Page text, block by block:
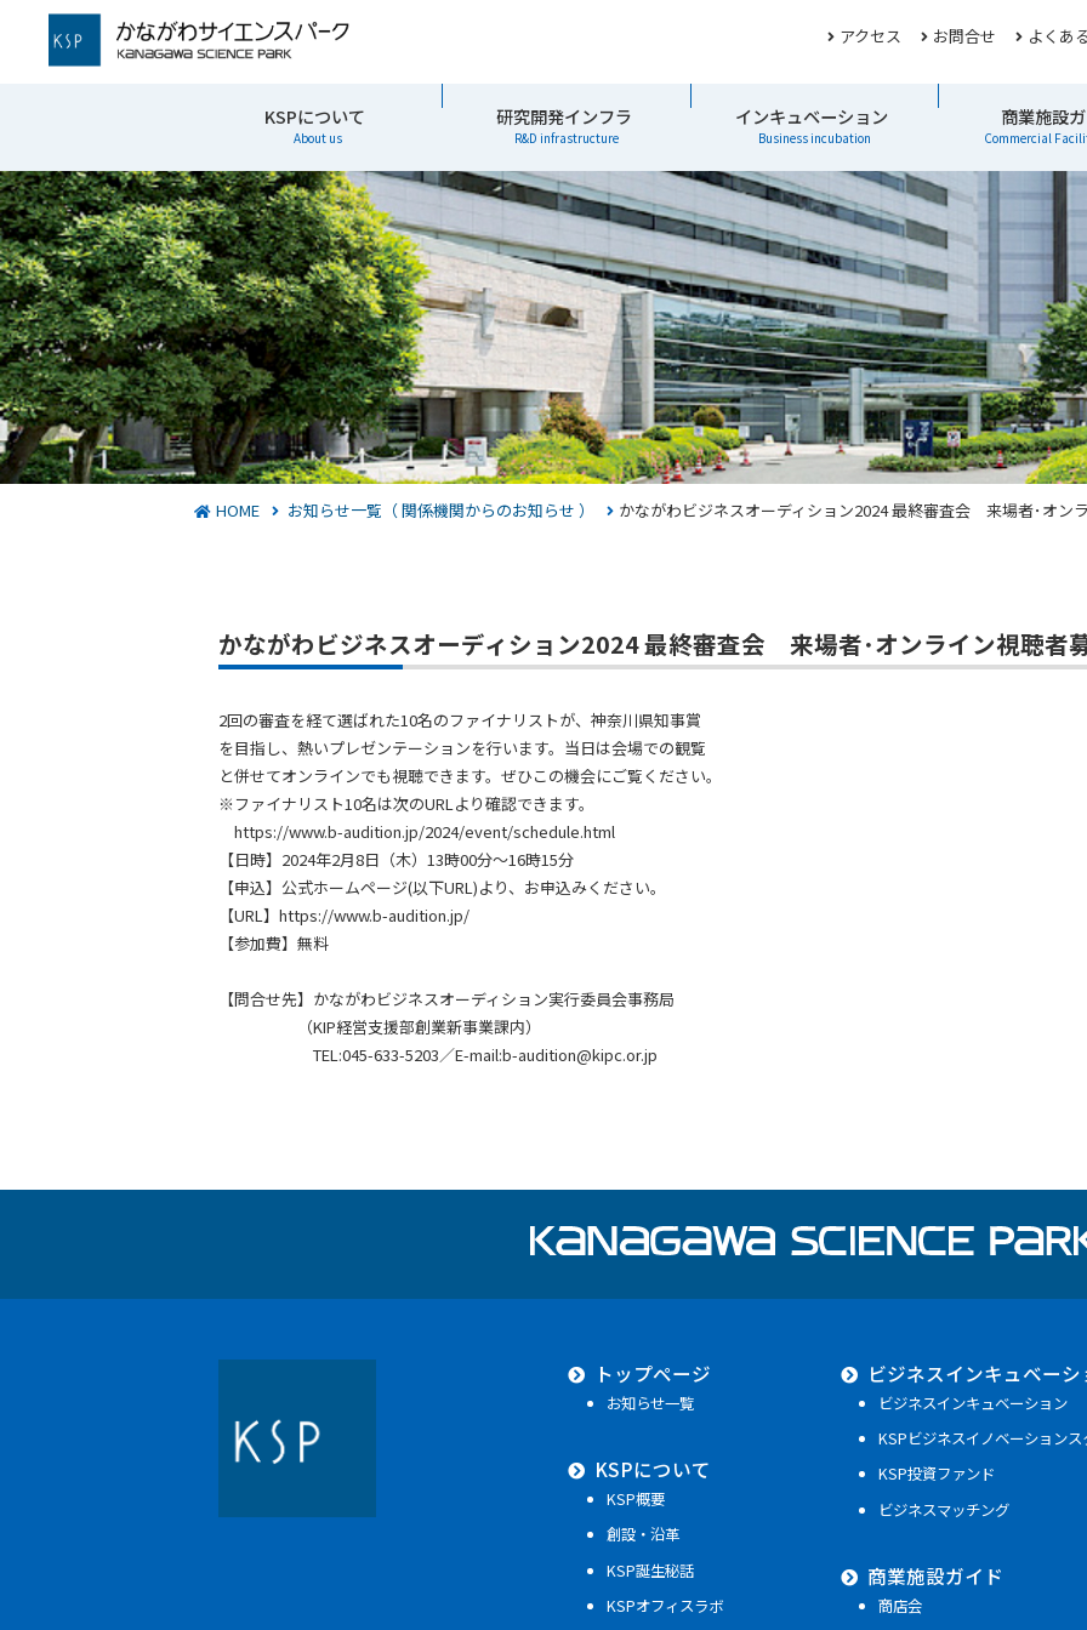
アクセス お問合せ よくあ
KSPについて
About us
研究開発インフラ
R&D infrastructure
インキュベーション
Business incubation
商業施設
Commercial
HOME お知らせ一覧（ 関係機関からのお知らせ ） かながわビジネスオーディション2024 最終審査会 来場者･オン
かながわビジネスオーディション2024 最終審査会 来場者･オンライン視聴者
2回の審査を経て選ばれた10名のファイナリストが、神奈川県知事賞
を目指し、熱いプレゼンテーションを行います。当日は会場での観覧
と併せてオンラインでも視聴できます。ぜひこの機会にご覧ください。
※ファイナリスト10名は次のURLより確認できます。
https://www.b-audition.jp/2024/event/schedule.html
【日時】2024年2月8日（木）13時00分～16時15分
【申込】公式ホームページ(以下URL)より、お申込みください。
【URL】https://www.b-audition.jp/
【参加費】無料
【問合せ先】かながわビジネスオーディション実行委員会事務局
（KIP経営支援部創業新事業課内）
TEL:045-633-5203／E-mail:b-audition@kipc.or.jp
トップページ
お知らせ一覧
KSPについて
KSP概要
創設・沿革
KSP誕生秘話
KSPオフィスラボ
ビジネスインキュベーシ
ビジネスインキュベーション
KSPビジネスイノベーションス
KSP投資ファンド
ビジネスマッチング
商業施設ガイド
商店会